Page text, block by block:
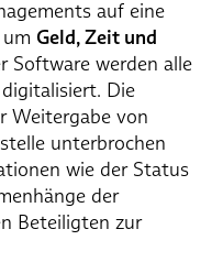
auf eine
Geld, Zeit und
Software werden alle
Die
Weitergabe von
unterbrochen
wie der Status
der
Beteiligten zur